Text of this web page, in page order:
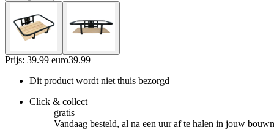
Prijs: 39.99 euro39.99
Dit product wordt niet thuis bezorgd
Click & collect
gratis
Vandaag besteld, al na een uur af te halen in jouw